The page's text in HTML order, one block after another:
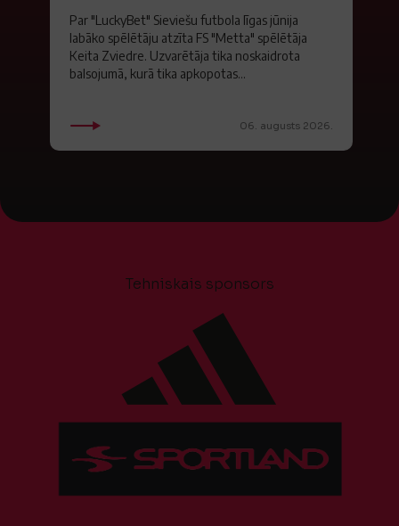
Par "LuckyBet" Sieviešu futbola līgas jūnija
labāko spēlētāju atzīta FS "Metta" spēlētāja
Keita Zviedre. Uzvarētāja tika noskaidrota
balsojumā, kurā tika apkopotas...
06. augusts 2026.
Tehniskais sponsors